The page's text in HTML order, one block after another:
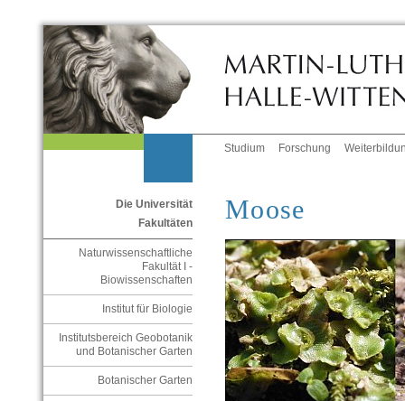
Studium Forschung
Die Universität
Fakultäten
Naturwissenschaftliche
Fakultät I -
Biowissenschaften
Institut für Biologie
Institutsbereich Geobotanik
und Botanischer Garten
Botanischer Garten
Moose